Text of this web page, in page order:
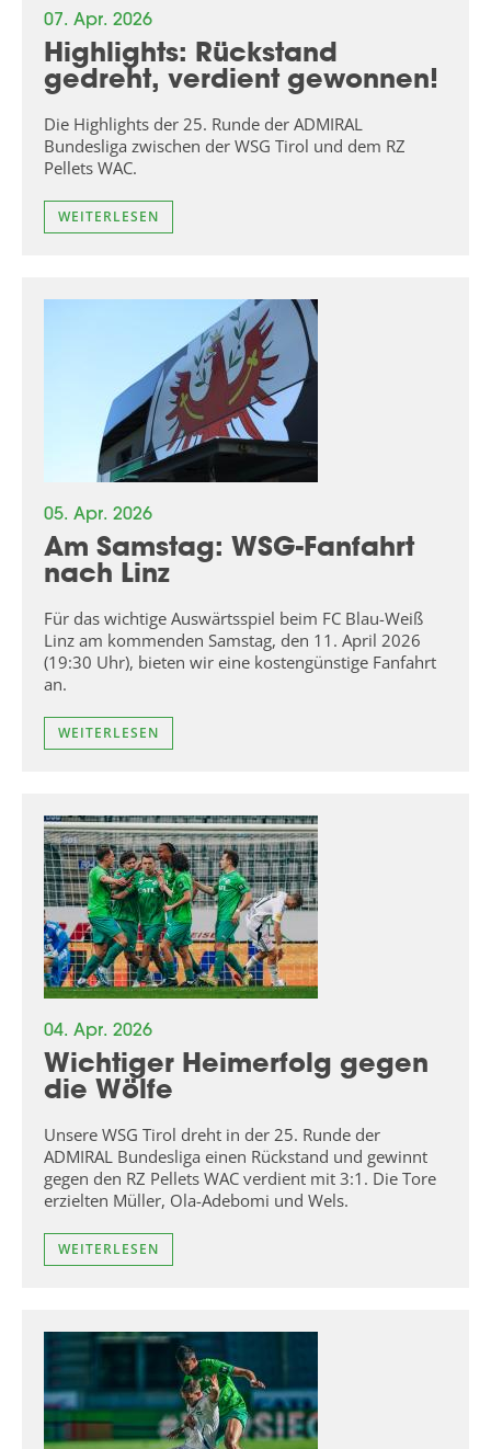
07. Apr. 2026
Highlights: Rückstand
gedreht, verdient gewonnen!
Die Highlights der 25. Runde der ADMIRAL
Bundesliga zwischen der WSG Tirol und dem RZ
Pellets WAC.
WEITERLESEN
05. Apr. 2026
Am Samstag: WSG-Fanfahrt
nach Linz
Für das wichtige Auswärtsspiel beim FC Blau-Weiß
Linz am kommenden Samstag, den 11. April 2026
(19:30 Uhr), bieten wir eine kostengünstige Fanfahrt
an.
WEITERLESEN
04. Apr. 2026
Wichtiger Heimerfolg gegen
die Wölfe
Unsere WSG Tirol dreht in der 25. Runde der
ADMIRAL Bundesliga einen Rückstand und gewinnt
gegen den RZ Pellets WAC verdient mit 3:1. Die Tore
erzielten Müller, Ola-Adebomi und Wels.
WEITERLESEN